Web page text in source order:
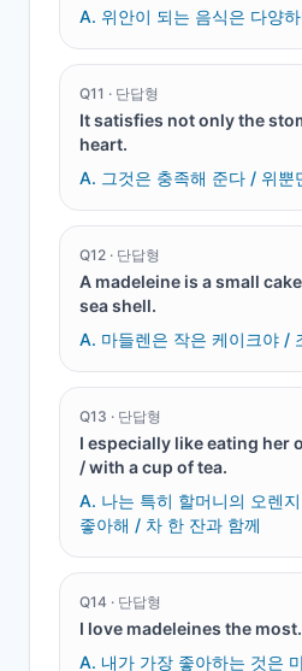
A. 위안이 되는 음식은 다양
Q11 · 단답형
It satisfies not only the
heart.
A. 그것은 충족해 준다 / 위뿐
Q12 · 단답형
A madeleine is a small
sea shell.
A. 마들렌은 작은 케이크야 /
Q13 · 단답형
I especially like eating her
/ with a cup of tea.
A. 나는 특히 할머니의 오렌
좋아해 / 차 한 잔과 함께
Q14 · 단답형
I love madeleines the most.
A. 내가 가장 좋아하는 것은